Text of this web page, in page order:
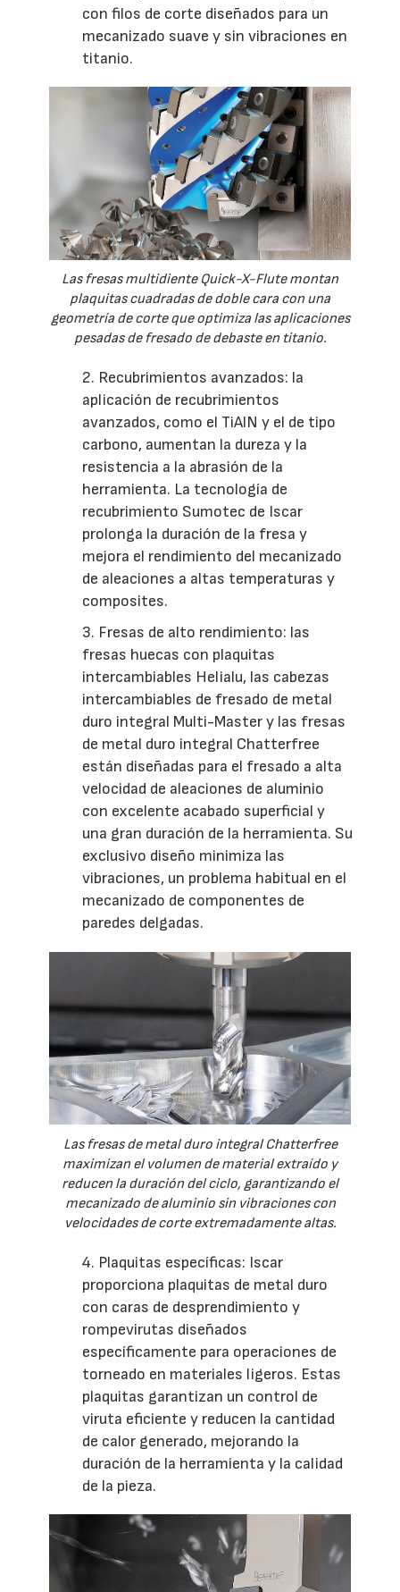
con filos de corte diseñados para un
mecanizado suave y sin vibraciones en
titanio.
Las fresas multidiente Quick-X-Flute montan
plaquitas cuadradas de doble cara con una
geometría de corte que optimiza las aplicaciones
pesadas de fresado de debaste en titanio.
2. Recubrimientos avanzados: la
aplicación de recubrimientos
avanzados, como el TiAlN y el de tipo
carbono, aumentan la dureza y la
resistencia a la abrasión de la
herramienta. La tecnología de
recubrimiento Sumotec de Iscar
prolonga la duración de la fresa y
mejora el rendimiento del mecanizado
de aleaciones a altas temperaturas y
composites.
3. Fresas de alto rendimiento: las
fresas huecas con plaquitas
intercambiables Helialu, las cabezas
intercambiables de fresado de metal
duro integral Multi-Master y las fresas
de metal duro integral Chatterfree
están diseñadas para el fresado a alta
velocidad de aleaciones de aluminio
con excelente acabado superficial y
una gran duración de la herramienta. Su
exclusivo diseño minimiza las
vibraciones, un problema habitual en el
mecanizado de componentes de
paredes delgadas.
Las fresas de metal duro integral Chatterfree
maximizan el volumen de material extraído y
reducen la duración del ciclo, garantizando el
mecanizado de aluminio sin vibraciones con
velocidades de corte extremadamente altas.
4. Plaquitas específicas: Iscar
proporciona plaquitas de metal duro
con caras de desprendimiento y
rompevirutas diseñados
específicamente para operaciones de
torneado en materiales ligeros. Estas
plaquitas garantizan un control de
viruta eficiente y reducen la cantidad
de calor generado, mejorando la
duración de la herramienta y la calidad
de la pieza.